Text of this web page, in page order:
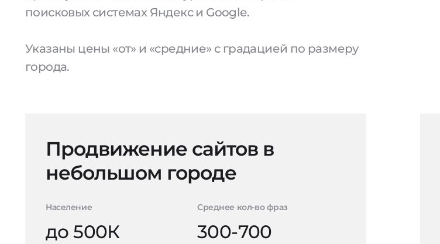
поисковых системах Яндекс и Google.
Указаны цены «от» и «средние» с градацией по размеру
города.
Продвижение сайтов в
небольшом городе
Население
до 500К
Среднее кол-во фраз
300-700